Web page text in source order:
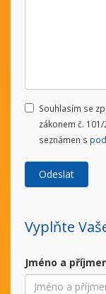
Souhlasím se
zákonem č.
seznámen s
Odeslat
Vyplňte
Jméno a